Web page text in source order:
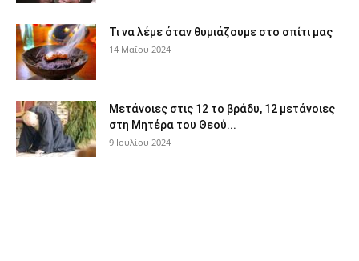
Τι να λέμε όταν θυμιάζουμε στο σπίτι μας
14 Μαΐου 2024
Μετάνοιες στις 12 το βράδυ, 12 μετάνοιες
στη Μητέρα του Θεού...
9 Ιουλίου 2024